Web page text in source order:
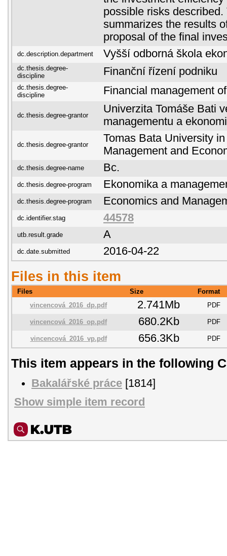
possible risks
summarizes the results
proposal of the final
dc.description.department Vyšší odborná škola
dc.thesis.degree-
discipline
Finanční řízení podniku
dc.thesis.degree-
discipline
Financial management
dc.thesis.degree-grantor
Univerzita Tomáše Bati
managementu a
dc.thesis.degree-grantor
Tomas Bata University
Management and
dc.thesis.degree-name Bc.
dc.thesis.degree-program Ekonomika a
dc.thesis.degree-program Economics and
dc.identifier.stag 44578
utb.result.grade A
dc.date.submitted 2016-04-22
Files in this item
Files Size
Format
vincencová_2016_dp.pdf
2.741Mb PDF
vincencová_2016_op.pdf 680.2Kb PDF
vincencová_2016_vp.pdf 656.3Kb PDF
This item appears in the following
Bakalářské práce [1814]
Show simple item record